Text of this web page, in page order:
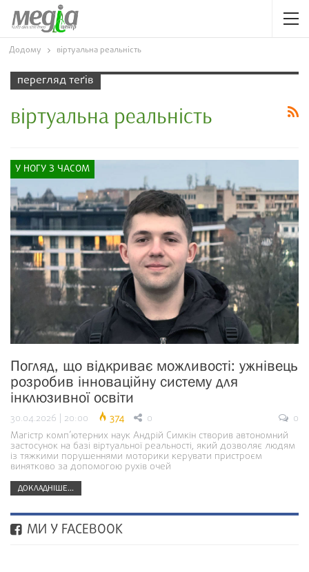
Додому віртуальна реальність
перегляд теґів
віртуальна реальність
У НОГУ З ЧАСОМ
Погляд, що відкриває можливості: ужнівець
розробив інноваційну систему для
інклюзивної освіти
30.04.2026 | 20:00 374 0
0
Магістр комп’ютерних наук Андрій Симкін створив автономний
застосунок на базі віртуальної реальності, який дозволяє людям
із тяжкими порушеннями моторики керувати пристроєм
винятково за допомогою рухів очей
ДОКЛАДНІШЕ...
МИ У FACEBOOK